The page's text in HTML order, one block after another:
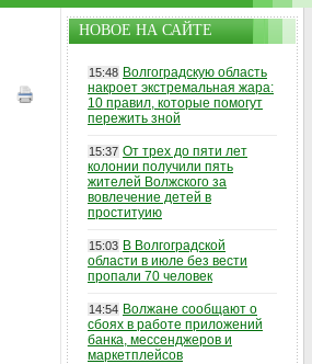
НОВОЕ НА САЙТЕ
15:48 Волгоградскую область
накроет экстремальная жара:
10 правил, которые помогут
пережить зной
15:37 От трех до пяти лет
колонии получили пять
жителей Волжского за
вовлечение детей в
проституию
15:03 В Волгоградской
области в июле без вести
пропали 70 человек
14:54 Волжане сообщают о
сбоях в работе приложений
банка, мессенджеров и
маркетплейсов